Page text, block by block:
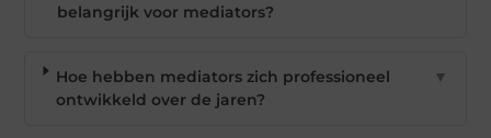
belangrijk voor mediators?
Hoe hebben mediators zich professioneel
ontwikkeld over de jaren?
▼